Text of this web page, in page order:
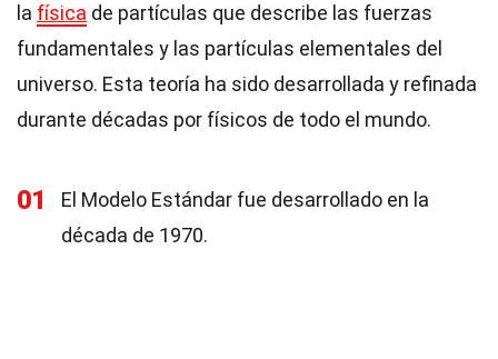
la física de partículas que describe las fuerzas
fundamentales y las partículas elementales del
universo. Esta teoría ha sido desarrollada y refinada
durante décadas por físicos de todo el mundo.
01
El Modelo Estándar fue desarrollado en la
década de 1970.